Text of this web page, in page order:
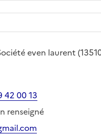
even laurent
42 00 13
renseigné